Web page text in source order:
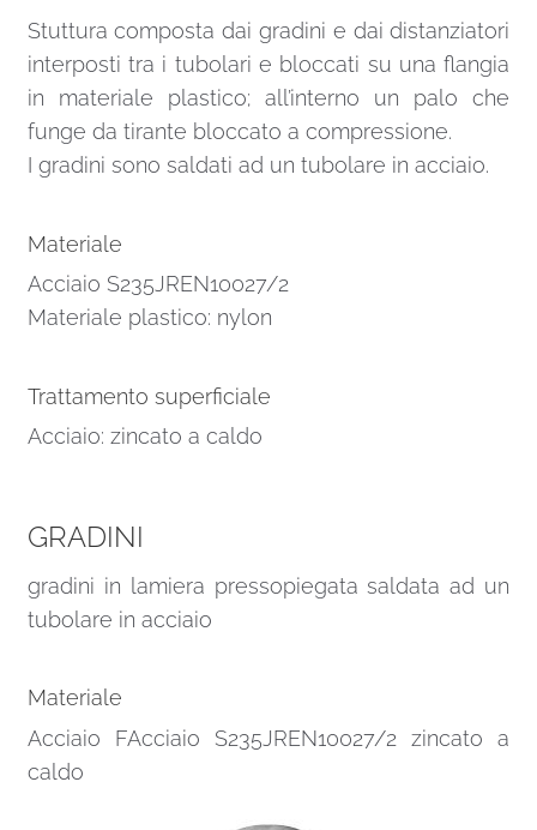
Stuttura composta dai gradini e dai distanziatori
interposti tra i tubolari e bloccati su una flangia
in materiale plastico; all’interno un palo che
funge da tirante bloccato a compressione.
I gradini sono saldati ad un tubolare in acciaio.
Materiale
Acciaio S235JREN10027/2
Materiale plastico: nylon
Trattamento superficiale
Acciaio: zincato a caldo
GRADINI
gradini in lamiera pressopiegata saldata ad un
tubolare in acciaio
Materiale
Acciaio FAcciaio S235JREN10027/2 zincato a
caldo